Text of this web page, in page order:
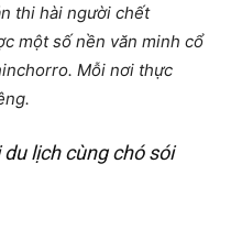
thi hài người chết
một số nền văn minh cổ
Mỗi nơi thực
lịch cùng chó sói